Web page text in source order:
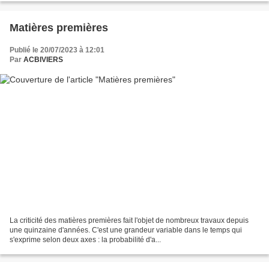
Matières premières
Publié le 20/07/2023 à 12:01
Par ACBIVIERS
La criticité des matières premières fait l'objet de nombreux travaux depuis
une quinzaine d'années. C'est une grandeur variable dans le temps qui
s'exprime selon deux axes : la probabilité d'a...